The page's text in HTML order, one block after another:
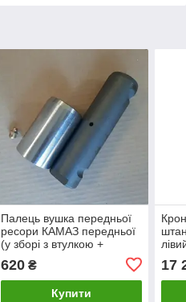
Палець вушка передньої
ресори КАМАЗ передньої
(у зборі з втулкою +
маслянка) 5320-2902478-
01
620₴
Купити
17